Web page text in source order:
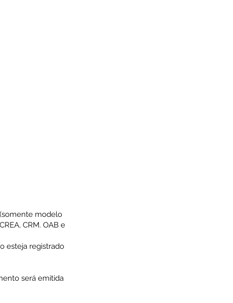
modelo
CRM. OAB e
esteja registrado
será emitida